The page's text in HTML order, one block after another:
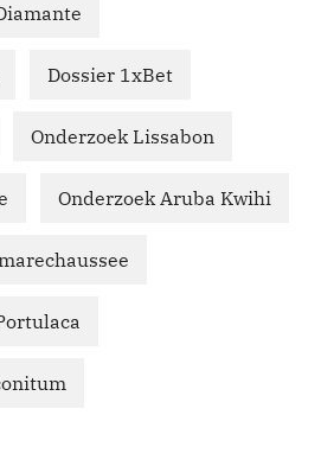
Dossier 1xBet
Onderzoek Lissabon
Onderzoek Aruba Kwihi